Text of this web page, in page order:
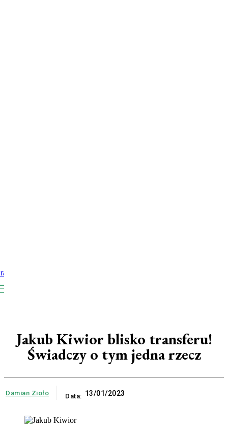
Jakub Kiwior blisko transferu!
Świadczy o tym jedna rzecz
Damian Zioło Data: 13/01/2023